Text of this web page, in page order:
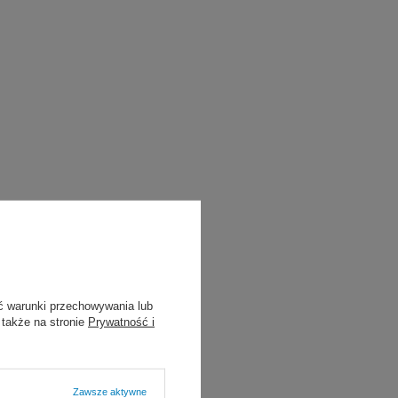
warunki przechowywania lub
na stronie Prywatność i
Zawsze aktywne